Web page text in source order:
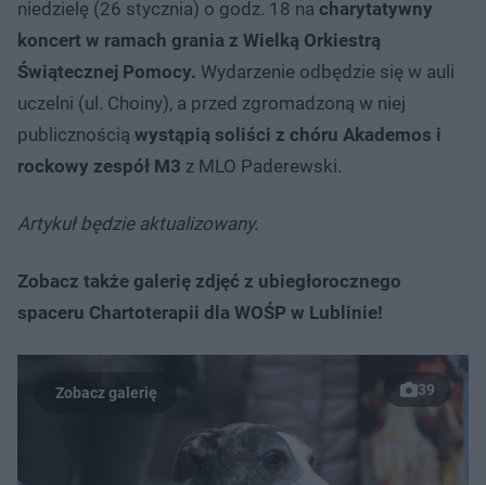
niedzielę (26 stycznia) o godz. 18 na charytatywny
koncert w ramach grania z Wielką Orkiestrą
Świątecznej Pomocy. Wydarzenie odbędzie się w auli
uczelni (ul. Choiny), a przed zgromadzoną w niej
publicznością wystąpią soliści z chóru Akademos i
rockowy zespół M3 z MLO Paderewski.
Artykuł będzie aktualizowany.
Zobacz także galerię zdjęć z ubiegłorocznego
spaceru Chartoterapii dla WOŚP w Lublinie!
39